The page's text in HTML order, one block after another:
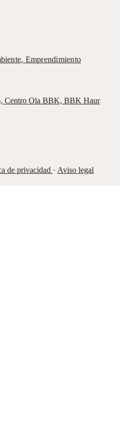
, Emprendimiento
Centro Ola BBK, BBK Haur
de privacidad · Aviso legal